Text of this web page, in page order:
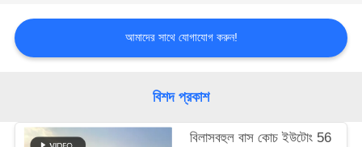
আবেদন
ম্যাপ
আমাদের সাথে যোগাযোগ করুন!
বিশদ প্রকাশ
বিলাসবহুল বাস কোচ ইউটোং 56